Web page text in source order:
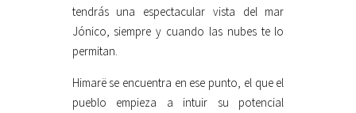
tendrás una espectacular vista del mar
Jónico, siempre y cuando las nubes te lo
permitan.
Himarë se encuentra en ese punto, el que el
pueblo empieza a intuir su potencial